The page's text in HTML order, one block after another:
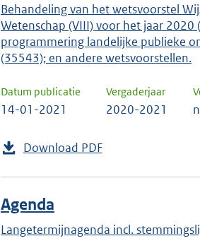
Behandeling van het wetsvoorstel
Wetenschap (VIII) voor het jaar
programmering landelijke publieke
(35543); en andere wetsvoorstellen.
Datum publicatie
14-01-2021
Vergaderjaar
2020-2021
Download PDF
Agenda
Langetermijnagenda incl.